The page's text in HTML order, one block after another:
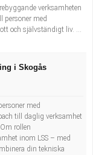
verksamheten
personer med
och självständigt liv. ...
i Skogås
med
till daglig verksamhet
rollen
inom LSS – med
din tekniska